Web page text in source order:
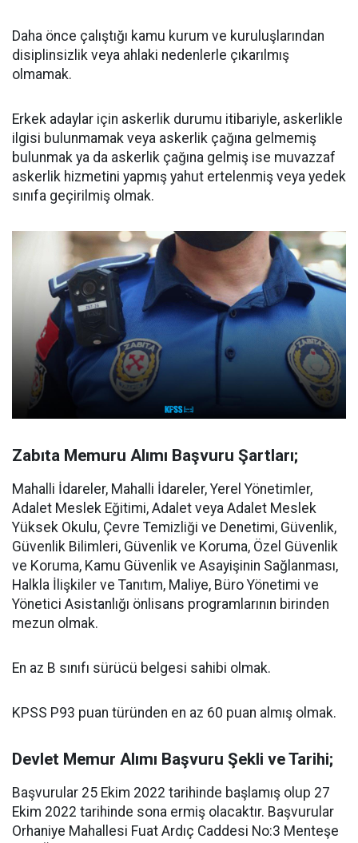
Daha önce çalıştığı kamu kurum ve kuruluşlarından
disiplinsizlik veya ahlaki nedenlerle çıkarılmış
olmamak.
Erkek adaylar için askerlik durumu itibariyle, askerlikle
ilgisi bulunmamak veya askerlik çağına gelmemiş
bulunmak ya da askerlik çağına gelmiş ise muvazzaf
askerlik hizmetini yapmış yahut ertelenmiş veya yedek
sınıfa geçirilmiş olmak.
Zabıta Memuru Alımı Başvuru Şartları;
Mahalli İdareler, Mahalli İdareler, Yerel Yönetimler,
Adalet Meslek Eğitimi, Adalet veya Adalet Meslek
Yüksek Okulu, Çevre Temizliği ve Denetimi, Güvenlik,
Güvenlik Bilimleri, Güvenlik ve Koruma, Özel Güvenlik
ve Koruma, Kamu Güvenlik ve Asayişinin Sağlanması,
Halkla İlişkiler ve Tanıtım, Maliye, Büro Yönetimi ve
Yönetici Asistanlığı önlisans programlarının birinden
mezun olmak.
En az B sınıfı sürücü belgesi sahibi olmak.
KPSS P93 puan türünden en az 60 puan almış olmak.
Devlet Memur Alımı Başvuru Şekli ve Tarihi;
Başvurular 25 Ekim 2022 tarihinde başlamış olup 27
Ekim 2022 tarihinde sona ermiş olacaktır. Başvurular
Orhaniye Mahallesi Fuat Ardıç Caddesi No:3 Menteşe